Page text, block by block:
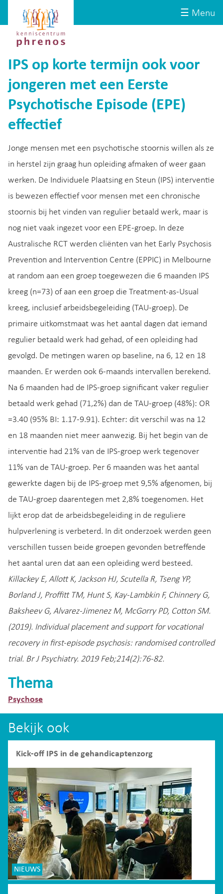
☰ Menu
Kenniscentrum
Phrenos
website
IPS op korte termijn ook voor
jongeren met een Eerste
Psychotische Episode (EPE)
effectief
Jonge mensen met een psychotische stoornis willen als ze
in herstel zijn graag hun opleiding afmaken of weer gaan
werken. De Individuele Plaatsing en Steun (IPS) interventie
is bewezen effectief voor mensen met een chronische
stoornis bij het vinden van regulier betaald werk, maar is
nog niet vaak ingezet voor een EPE-groep. In deze
Australische RCT werden cliënten van het Early Psychosis
Prevention and Intervention Centre (EPPIC) in Melbourne
at random aan een groep toegewezen die 6 maanden IPS
kreeg (n=73) of aan een groep die Treatment-as-Usual
kreeg, inclusief arbeidsbegeleiding (TAU-groep). De
primaire uitkomstmaat was het aantal dagen dat iemand
regulier betaald werk had gehad, of een opleiding had
gevolgd. De metingen waren op baseline, na 6, 12 en 18
maanden. Er werden ook 6-maands intervallen berekend.
Na 6 maanden had de IPS-groep significant vaker regulier
betaald werk gehad (71,2%) dan de TAU-groep (48%): OR
=3.40 (95% BI: 1.17-9.91). Echter: dit verschil was na 12
en 18 maanden niet meer aanwezig. Bij het begin van de
interventie had 21% van de IPS-groep werk tegenover
11% van de TAU-groep. Per 6 maanden was het aantal
gewerkte dagen bij de IPS-groep met 9,5% afgenomen, bij
de TAU-groep daarentegen met 2,8% toegenomen. Het
lijkt erop dat de arbeidsbegeleiding in de reguliere
hulpverlening is verbeterd. In dit onderzoek werden geen
verschillen tussen beide groepen gevonden betreffende
het aantal uren dat aan een opleiding werd besteed.
Killackey E, Allott K, Jackson HJ, Scutella R, Tseng YP,
Borland J, Proffitt TM, Hunt S, Kay-Lambkin F, Chinnery G,
Baksheev G, Alvarez-Jimenez M, McGorry PD, Cotton SM.
(2019). Individual placement and support for vocational
recovery in first-episode psychosis: randomised controlled
trial. Br J Psychiatry. 2019 Feb;214(2):76-82.
Thema
Psychose
Bekijk ook
Kick-off IPS in de gehandicaptenzorg
NIEUWS